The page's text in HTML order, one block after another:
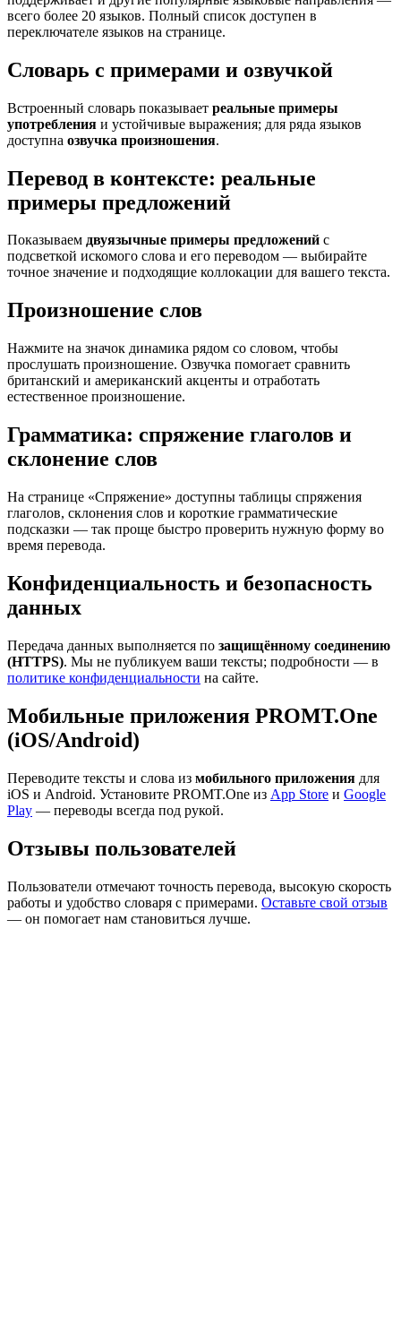
всего более 20 языков. Полный список доступен в
переключателе языков на странице.
Словарь с примерами и озвучкой
Встроенный словарь показывает реальные примеры
употребления и устойчивые выражения; для ряда языков
доступна озвучка произношения.
Перевод в контексте: реальные
примеры предложений
Показываем двуязычные примеры предложений с
подсветкой искомого слова и его переводом — выбирайте
точное значение и подходящие коллокации для вашего текста.
Произношение слов
Нажмите на значок динамика рядом со словом, чтобы
прослушать произношение. Озвучка помогает сравнить
британский и американский акценты и отработать
естественное произношение.
Грамматика: спряжение глаголов и
склонение слов
На странице «Спряжение» доступны таблицы спряжения
глаголов, склонения слов и короткие грамматические
подсказки — так проще быстро проверить нужную форму во
время перевода.
Конфиденциальность и безопасность
данных
Передача данных выполняется по защищённому соединению
(HTTPS). Мы не публикуем ваши тексты; подробности — в
политике конфиденциальности на сайте.
Мобильные приложения PROMT.One
(iOS/Android)
Переводите тексты и слова из мобильного приложения для
iOS и Android. Установите PROMT.One из App Store и Google
Play — переводы всегда под рукой.
Отзывы пользователей
Пользователи отмечают точность перевода, высокую скорость
работы и удобство словаря с примерами. Оставьте свой отзыв
— он помогает нам становиться лучше.